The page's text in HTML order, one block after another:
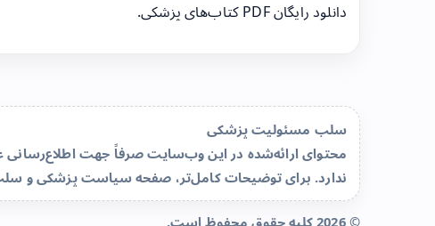
دانلود رایگان PDF کتاب‌های پزشکی.
سلب مسئولیت پزشکی
محتوای ارائه‌شده در این وب‌سایت صرفاً جهت
ندارد. برای توضیحات کامل‌تر، صفحهسیاست پزشکی و
© 2026 کلیه حقوق محفوظ است.